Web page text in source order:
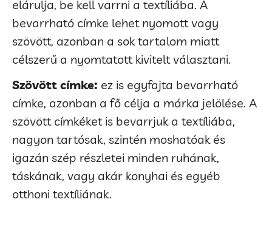
elárulja, be kell varrni a textíliába. A
bevarrható címke lehet nyomott vagy
szövött, azonban a sok tartalom miatt
célszerű a nyomtatott kivitelt választani.
Szövött címke: ez is egyfajta bevarrható
címke, azonban a fő célja a márka jelölése. A
szövött címkéket is bevarrjuk a textíliába,
nagyon tartósak, szintén moshatóak és
igazán szép részletei minden ruhának,
táskának, vagy akár konyhai és egyéb
otthoni textíliának.